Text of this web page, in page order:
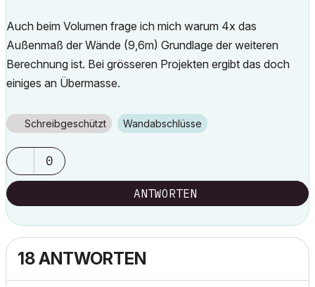
Auch beim Volumen frage ich mich warum 4x das
Außenmaß der Wände (9,6m) Grundlage der weiteren
Berechnung ist. Bei grösseren Projekten ergibt das doch
einiges an Übermasse.
Schreibgeschützt Wandabschlüsse
0
ANTWORTEN
18 ANTWORTEN